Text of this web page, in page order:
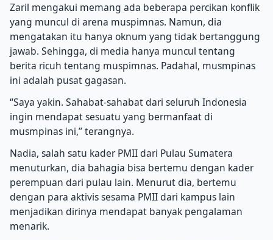
Zaril mengakui memang ada beberapa percikan konflik
yang muncul di arena muspimnas. Namun, dia
mengatakan itu hanya oknum yang tidak bertanggung
jawab. Sehingga, di media hanya muncul tentang
berita ricuh tentang muspimnas. Padahal, musmpinas
ini adalah pusat gagasan.
“Saya yakin. Sahabat-sahabat dari seluruh Indonesia
ingin mendapat sesuatu yang bermanfaat di
musmpinas ini,’’ terangnya.
Nadia, salah satu kader PMII dari Pulau Sumatera
menuturkan, dia bahagia bisa bertemu dengan kader
perempuan dari pulau lain. Menurut dia, bertemu
dengan para aktivis sesama PMII dari kampus lain
menjadikan dirinya mendapat banyak pengalaman
menarik.